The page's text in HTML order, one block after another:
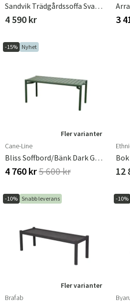
Sandvik Trädgårdssoffa Svart/svart Furu
4 590 kr 3
-15% Nyhet
Fler varianter
Cane-Line
Bliss Soffbord/bänk Dark Green, Aluminium
4 760 kr5 600 kr 12
-10% Snabb leverans
Fler varianter
Brafab
-10%